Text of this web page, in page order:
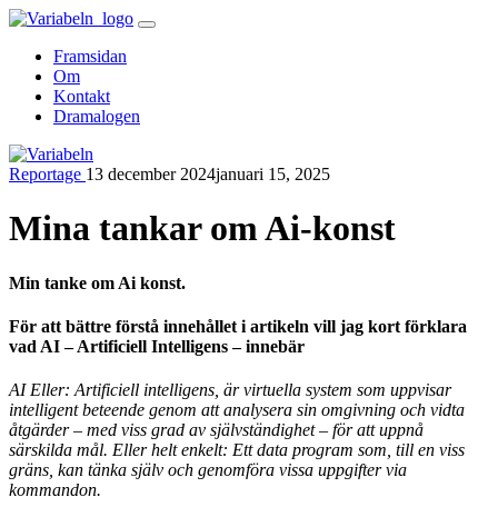
Skip
contentFramsidan
Om
Kontakt
Dramalogen
Reportage 13 december 2024januari 15, 2025
Mina tankar om Ai-konst
Min tanke om Ai konst.
För att bättre förstå innehållet i artikeln vill jag kort förklara
vad AI – Artificiell Intelligens – innebär
AI Eller: Artificiell intelligens, är virtuella system som uppvisar
intelligent beteende genom att analysera sin omgivning och vidta
åtgärder – med viss grad av självständighet – för att uppnå
särskilda mål. Eller helt enkelt: Ett data program som, till en viss
gräns, kan tänka själv och genomföra vissa uppgifter via
kommandon.